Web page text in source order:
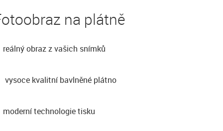
na plátně
reálný obraz z vašich snímků
vysoce kvalitní bavlněné plátno
moderní technologie tisku